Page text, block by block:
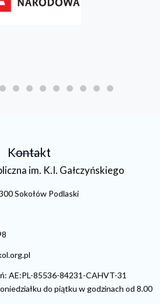
Kontakt
im. K.I. Gałczyńskiego
Sokołów Podlaski
AE:PL-85536-84231-CAHVT-31
do piątku w godzinach od 8.00